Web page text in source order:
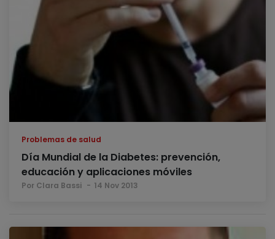
Problemas de salud
Día Mundial de la Diabetes: prevención,
educación y aplicaciones móviles
Por Clara Bassi 14 Nov 2013